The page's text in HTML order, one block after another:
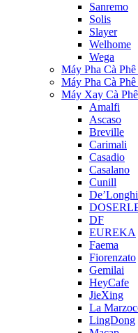
Sanremo
Solis
Slayer
Welhome
Wega
Máy Pha Cà
Máy Pha Cà
Máy Xay Cà Phê
Amalfi
Ascaso
Breville
Carimali
Casadio
Casalano
Cunill
De’Longhi
DF
EUREKA
Faema
Fiorenzato
Gemilai
HeyCafe
JieXing
La
LingDong